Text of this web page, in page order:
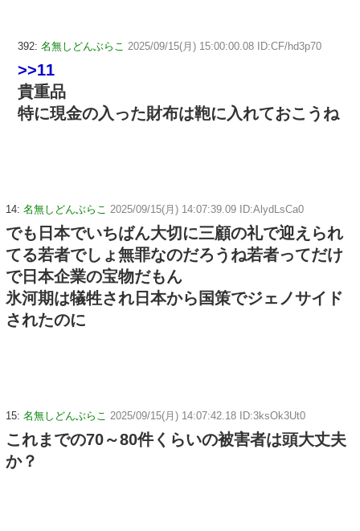
392: 名無しどんぶらこ 2025/09/15(月) 15:00:00.08 ID:CF/hd3p70
>>11
貴重品
特に現金の入った財布は鞄に入れておこうね
14: 名無しどんぶらこ 2025/09/15(月) 14:07:39.09 ID:AlydLsCa0
でも日本でいちばん大切に三顧の礼で迎えられ
てる若者でしょ無罪なのだろうね若者ってだけ
で日本企業の宝物だもん
氷河期は犠牲され日本から国策でジェノサイド
されたのに
15: 名無しどんぶらこ 2025/09/15(月) 14:07:42.18 ID:3ksOk3Ut0
これまでの70～80件くらいの被害者は頭大丈夫
か？